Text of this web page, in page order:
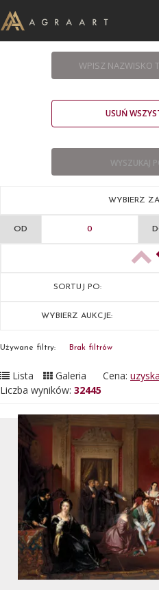
USUŃ
WYBIERZ
OD
SORTUJ PO:
WYBIERZ AUKCJE:
Używane filtry: Brak filtrów
Lista Galeria Cena:
Liczba wyników: 32445